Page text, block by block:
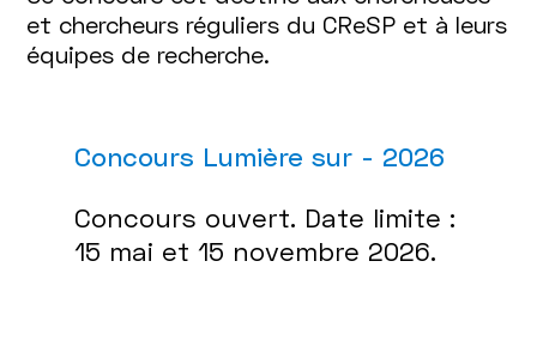
et chercheurs réguliers du CReSP et à leurs
équipes de recherche.
Concours Lumière sur - 2026
Concours ouvert. Date limite :
15 mai et 15 novembre 2026.